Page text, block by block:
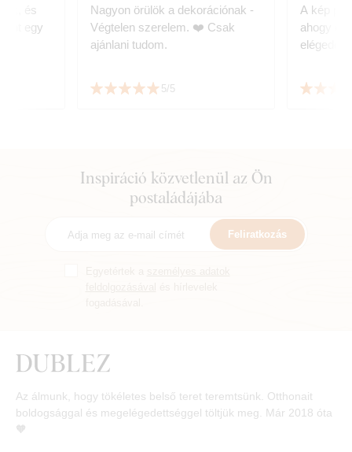
és
egy
Nagyon örülök a dekorációnak -
Végtelen szerelem. ❤️ Csak
ajánlani tudom.
5/5
A kép
ahogy
elégedett
Inspiráció közvetlenül az Ön
postaládájába
Feliratkozás
Az álmunk, hogy tökéletes belső teret teremtsünk. Otthonait
boldogsággal és megelégedettséggel töltjük meg. Már 2018 óta
🧡